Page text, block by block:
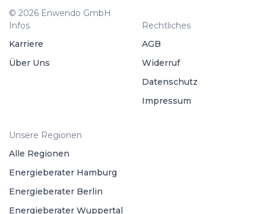
© 2026 Enwendo GmbH
Infos
Karriere
Über Uns
Rechtliches
AGB
Widerruf
Datenschutz
Impressum
Unsere Regionen
Alle Regionen
Energieberater Hamburg
Energieberater Berlin
Energieberater Wuppertal